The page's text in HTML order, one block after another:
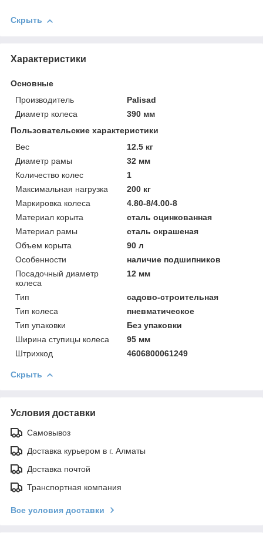
Скрыть
Характеристики
Основные
Производитель
Palisad
Диаметр колеса
390 мм
Пользовательские характеристики
Вeс
12.5 кг
Диаметр рамы
32 мм
Количество колес
1
Максимальная нагрузка
200 кг
Маркировка колеса
4.80-8/4.00-8
Материал корыта
сталь оцинкованная
Материал рамы
сталь окрашеная
Объeм корыта
90 л
Особенности
наличие подшипников
Посадочный диаметр
колеса
12 мм
Тип
садово-строительная
Тип колеса
пневматическое
Тип упаковки
Без упаковки
Ширинa ступицы колеса
95 мм
Штрихкод
4606800061249
Скрыть
Условия доставки
Самовывоз
Доставка курьером в г. Алматы
Доставка почтой
Транспортная компания
Все условия доставки